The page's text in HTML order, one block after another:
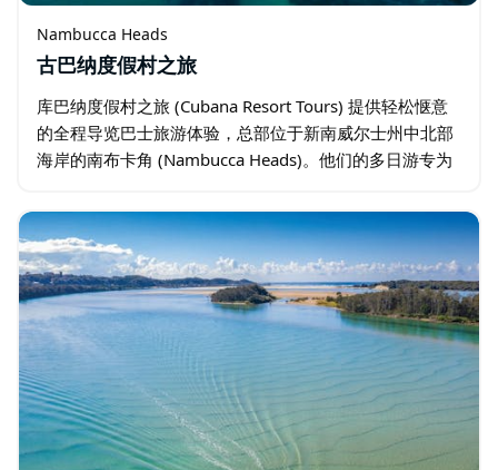
Nambucca Heads
古巴纳度假村之旅
库巴纳度假村之旅 (Cubana Resort Tours) 提供轻松惬意
的全程导览巴士旅游体验，总部位于新南威尔士州中北部
海岸的南布卡角 (Nambucca Heads)。他们的多日游专为